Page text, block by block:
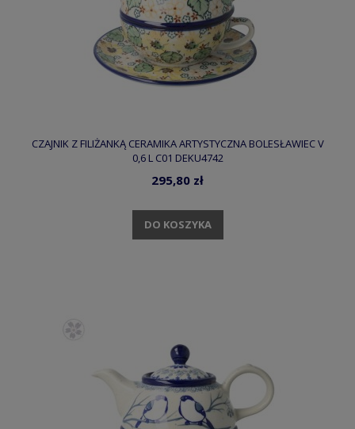
CZAJNIK Z FILIŻANKĄ CERAMIKA ARTYSTYCZNA BOLESŁAWIEC V
0,6 L C01 DEKU4742
295,80 zł
DO KOSZYKA